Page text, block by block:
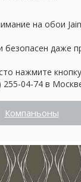
на обои
нажмите
04-74 в
Компаньоны